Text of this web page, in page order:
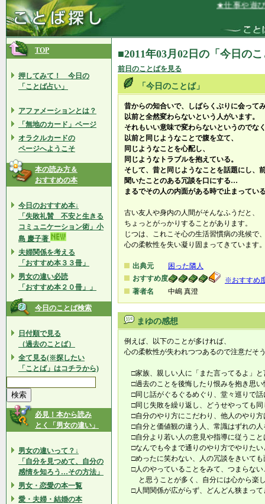
★仕事や遊び
TOP
押してみて！ 今日の
「ことば占い」
アファメーションとは？
「無地のカード」ページ
オラクルカードの
ページへようこそ
本の読み方＆
おすすめの本
今日のおすすめ本↓
「失敗礼賛 不安と生きる
コミュニケーション術」小
島 慶子著
夫婦関係を考える
「おすすめ本３３冊」
男女の違い必読
「おすすめ本２０冊」」
今日のことば検索
日付順で見る
（過去のことば）
全て見る(※探したい
「ことば」はコチラから)
必見！本から読み
とく「男女の違い」
男女の違いって？↓
「自分を見つめて、自分の
感情を知ろう…その方法」
男女・恋愛の本一覧
愛・夫婦・結婚の本
■2011年03月02日の「今日の
前日のことばを見る
「今日のことば」
昔からの知合いで、しばらくぶりに会って
以前と全然変わらないという人がいます。
それもいい意味で変わらないというのでな
以前と同じようなことで腹を立て、
同じようなことを心配し、
同じようなトラブルを抱えている。
そして、昔と同じようなことを話題にし、
聞いたことのある冗談を口にする…
まるでその人の内面がある時で止まってい
古い友人や身内の人間がそんなふうだと、
ちょっとがっかりすることがあります。
じつは、これこそ心の生活習慣病の兆候で
心の柔軟性を失い凝り固まってきています
出典元
困った隣人
おすすめ度
※おすすめ
著者名
中嶋 真澄
まゆの感想
例えば、以下のことが多ければ、
心の柔軟性が失われつつあるので注意だそ
□家族、親しい人に「また言ってるよ」と
□過去のことを後悔したり恨みを抱き思い
□同じ話がぐるぐるめぐり、堂々巡りで話
□同じ失敗を繰り返し、どうせやっても同
□自分のやり方にこだわり、他人のやり方
□自分と価値観の違う人、常識はずれの人
□自分より若い人の意見や指導に従うこと
□なんでも今まで通りのやり方でやりたい
□めったに笑わない、人の冗談をきいても
□人のやっていることをみて、つまらない
と思うことが多く、自分には心から楽
□人間関係が広がらず、どんどん狭まって